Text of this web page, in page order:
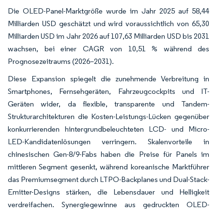
Die OLED-Panel-Marktgröße wurde im Jahr 2025 auf 58,44
Milliarden USD geschätzt und wird voraussichtlich von 65,30
Milliarden USD im Jahr 2026 auf 107,63 Milliarden USD bis 2031
wachsen, bei einer CAGR von 10,51 % während des
Prognosezeitraums (2026–2031).
Diese Expansion spiegelt die zunehmende Verbreitung in
Smartphones, Fernsehgeräten, Fahrzeugcockpits und IT-
Geräten wider, da flexible, transparente und Tandem-
Strukturarchitekturen die Kosten-Leistungs-Lücken gegenüber
konkurrierenden hintergrundbeleuchteten LCD- und Micro-
LED-Kandidatenlösungen verringern. Skalenvorteile in
chinesischen Gen-8/9-Fabs haben die Preise für Panels im
mittleren Segment gesenkt, während koreanische Marktführer
das Premiumsegment durch LTPO-Backplanes und Dual-Stack-
Emitter-Designs stärken, die Lebensdauer und Helligkeit
verdreifachen. Synergiegewinne aus gedruckten OLED-